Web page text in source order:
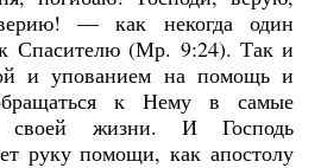
— как некогда один
к Спасителю (Мр. 9:24). Так и
и упованием на помощь и
к Нему в самые
своей жизни. И Господь
руку помощи, как апостолу